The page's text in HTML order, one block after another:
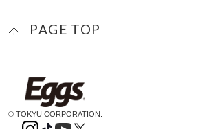
PAGE TOP
© TOKYU CORPORATION.